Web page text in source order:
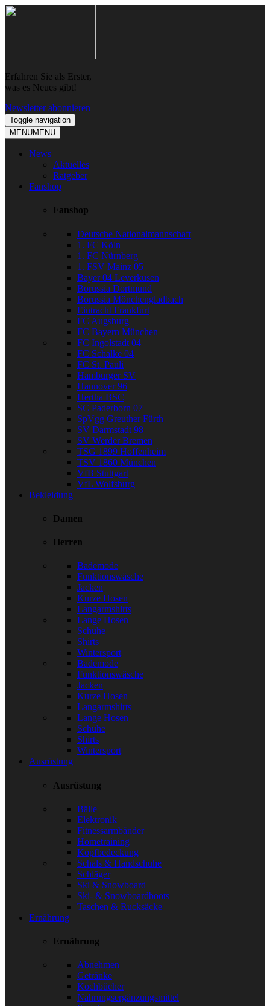
Skip
Skip
Erfahren Sie als Erster,
was es Neues gibt!
Newsletter abonnieren
Toggle navigation
MENUMENU
News
Aktuelles
Ratgeber
Fanshop
Fanshop
Deutsche Nationalmannschaft
1. FC Köln
1. FC Nürnberg
1. FSV Mainz 05
Bayer 04 Leverkusen
Borussia Dortmund
Borussia Mönchengladbach
Eintracht Frankfurt
FC Augsburg
FC Bayern München
FC Ingolstadt 04
FC Schalke 04
FC St. Pauli
Hamburger SV
Hannover 96
Hertha BSC
SC Paderborn 07
SpVgg Greuther Fürth
SV Darmstadt 98
SV Werder Bremen
TSG 1899 Hoffenheim
TSV 1860 München
VfB Stuttgart
VfL Wolfsburg
Bekleidung
Damen
Herren
Bademode
Funktionswäsche
Jacken
Kurze Hosen
Langarmshirts
Lange Hosen
Schuhe
Shirts
Wintersport
Bademode
Funktionswäsche
Jacken
Kurze Hosen
Langarmshirts
Lange Hosen
Schuhe
Shirts
Wintersport
Ausrüstung
Ausrüstung
Bälle
Elektronik
Fitnessarmbänder
Hometraining
Kopfbedeckung
Schals & Handschuhe
Schläger
Ski & Snowboard
Ski- & Snowboardboots
Taschen & Rucksäcke
Ernährung
Ernährung
Abnehmen
Getränke
Kochbücher
Nahrungsergänzungsmittel